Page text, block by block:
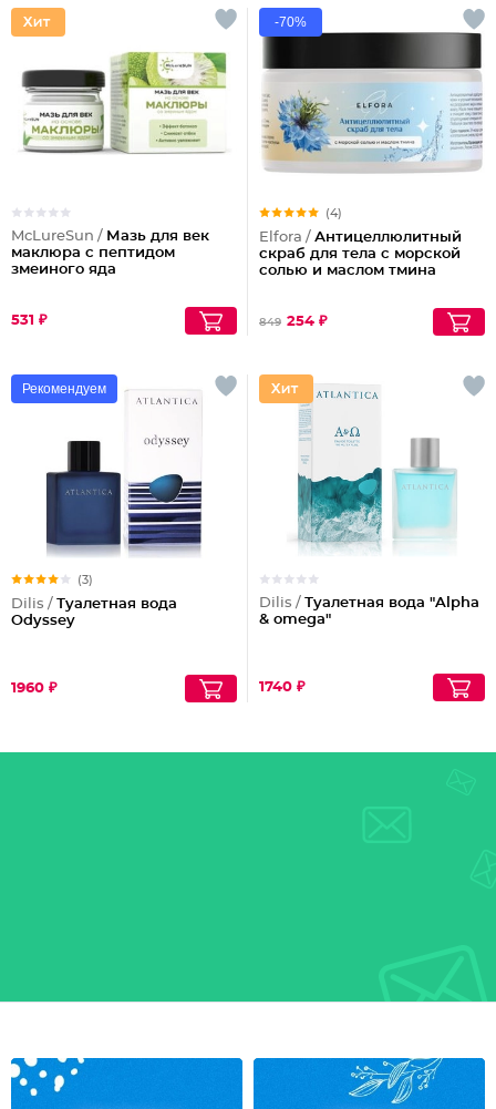
McLureSun / Мазь для век
маклюра с пептидом
змеиного яда
531 ₽
-70%
(4)
Elfora / Антицеллюлитный
скраб для тела с морской
солью и маслом тмина
849 254 ₽
Рекомендуем
(3)
Dilis / Туалетная вода
Odyssey
1960 ₽
Dilis / Туалетная вода "Alpha
& omega"
1740 ₽